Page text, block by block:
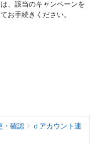
、該当のキャンペーンを
お手続きください。
・確認
ｄアカウント連